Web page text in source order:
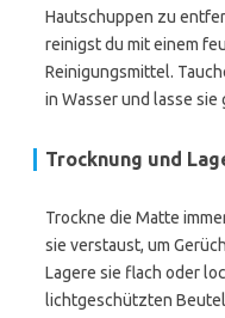
Hautschuppen zu
reinigst du mit einem
Reinigungsmittel.
in Wasser und lasse sie
Trocknung und
Trockne die Matte
sie verstaust, um
Lagere sie flach oder
lichtgeschützten